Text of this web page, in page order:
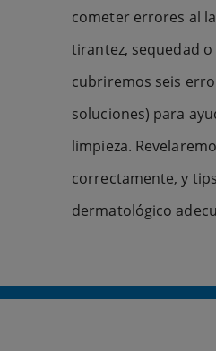
cometer errores al
tirantez, sequedad
cubriremos seis
soluciones) para
limpieza.
correctamente, y
dermatológico